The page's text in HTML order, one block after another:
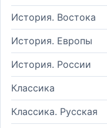
История. Востока
История. Европы
История. России
Классика
Классика. Русская